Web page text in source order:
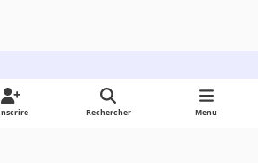
Rechercher Menu